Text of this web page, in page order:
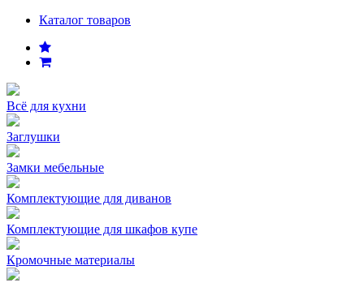
Каталог товаров
Всё для кухни
Заглушки
Замки мебельные
Комплектующие для диванов
Комплектующие для шкафов купе
Кромочные материалы